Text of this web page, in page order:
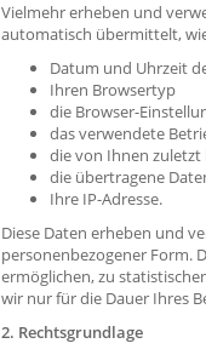
Vielmehr erheben und
automatisch übermittelt,
Datum und Uhrzeit
Ihren Browsertyp
die Browser-
das verwendete
die von Ihnen zuletzt
die übertragene
Ihre IP-Adresse.
Diese Daten erheben und
personenbezogener Form.
ermöglichen, zu
wir nur für die Dauer Ihres
2. Rechtsgrundlage